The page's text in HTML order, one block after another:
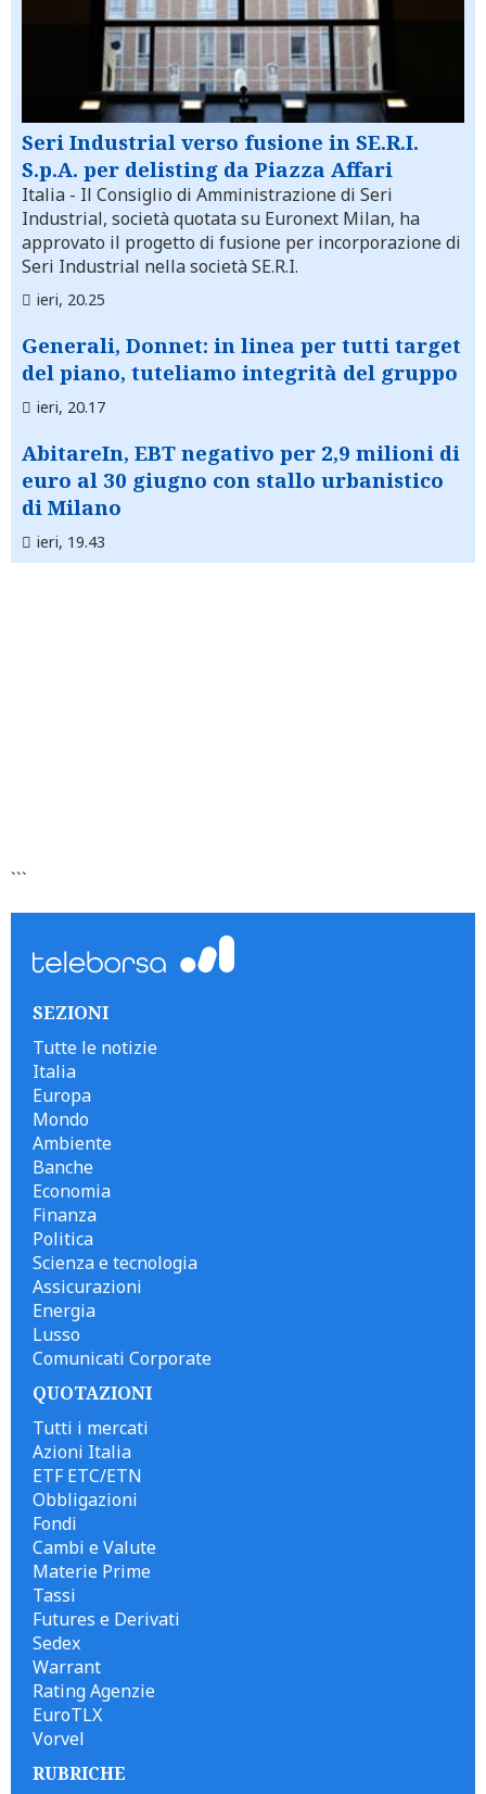
Seri Industrial verso fusione in SE.R.I.
S.p.A. per delisting da Piazza Affari
Italia - Il Consiglio di Amministrazione di Seri
Industrial, società quotata su Euronext Milan, ha
approvato il progetto di fusione per incorporazione di
Seri Industrial nella società SE.R.I.
ieri, 20.25
Generali, Donnet: in linea per tutti target
del piano, tuteliamo integrità del gruppo
ieri, 20.17
AbitareIn, EBT negativo per 2,9 milioni di
euro al 30 giugno con stallo urbanistico
di Milano
ieri, 19.43
```
SEZIONI
Tutte le notizie
Italia
Europa
Mondo
Ambiente
Banche
Economia
Finanza
Politica
Scienza e tecnologia
Assicurazioni
Energia
Lusso
Comunicati Corporate
QUOTAZIONI
Tutti i mercati
Azioni Italia
ETF ETC/ETN
Obbligazioni
Fondi
Cambi e Valute
Materie Prime
Tassi
Futures e Derivati
Sedex
Warrant
Rating Agenzie
EuroTLX
Vorvel
RUBRICHE